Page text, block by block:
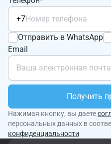
+7
Отправить в WhatsApp
Email
Получить
Нажимая кнопку, вы даете
персональных данных в
конфиденциальности